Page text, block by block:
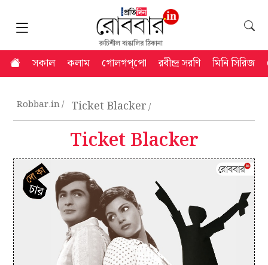
সকাল কলাম গোলগপ্‌পো রবীন্দ্র সরণি মিনি সিরিজ
Robbar.in Ticket Blacker
Ticket Blacker